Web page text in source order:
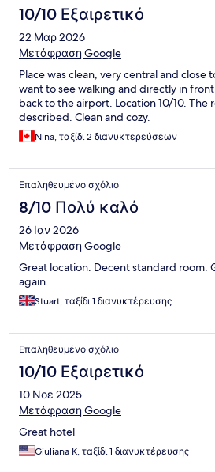
10/10 Εξαιρετικό
22 Μαρ 2026
Μετάφραση Google
Place was clean, very central and
want to see walking and directly in
back to the airport. Location 10/10. The
described. Clean and cozy.
Nina, ταξίδι 2 διανυκτερεύσεων
Επαληθευμένο σχόλιο
8/10 Πολύ καλό
26 Ιαν 2026
Μετάφραση Google
Great location. Decent standard room.
again.
Stuart, ταξίδι 1 διανυκτέρευσης
Επαληθευμένο σχόλιο
10/10 Εξαιρετικό
10 Νοε 2025
Μετάφραση Google
Great hotel
Giuliana K, ταξίδι 1 διανυκτέρευσης